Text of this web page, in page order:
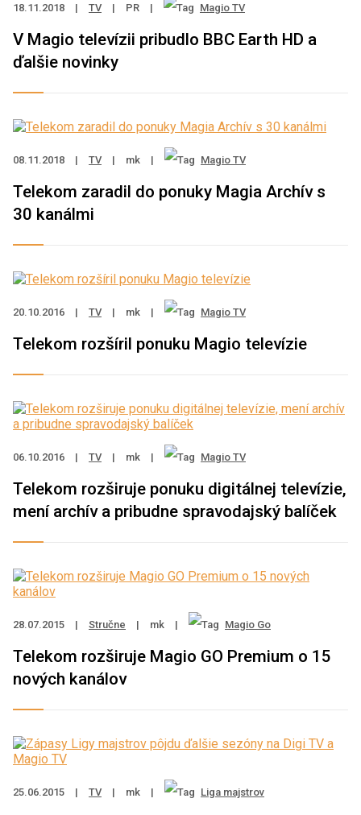
18.11.2018 | TV | PR | Magio TV
V Magio televízii pribudlo BBC Earth HD a
ďalšie novinky
08.11.2018 | TV | mk | Magio TV
Telekom zaradil do ponuky Magia Archív s
30 kanálmi
20.10.2016 | TV | mk | Magio TV
Telekom rozšíril ponuku Magio televízie
06.10.2016 | TV | mk | Magio TV
Telekom rozširuje ponuku digitálnej televízie,
mení archív a pribudne spravodajský balíček
28.07.2015 | Stručne | mk | Magio Go
Telekom rozširuje Magio GO Premium o 15
nových kanálov
25.06.2015 | TV | mk | Liga majstrov